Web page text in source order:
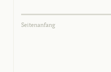
Seitenanfang